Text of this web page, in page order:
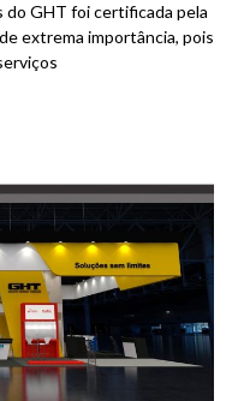
do GHT foi certificada pela
extrema importância, pois